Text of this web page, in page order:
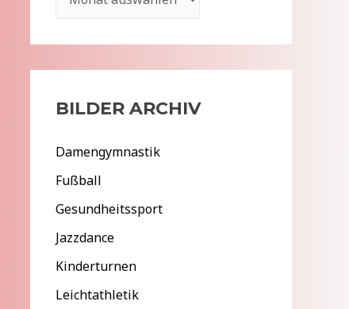
c
h
v
BILDER ARCHIV
Damengymnastik
Fußball
Gesundheitssport
Jazzdance
Kinderturnen
Leichtathletik